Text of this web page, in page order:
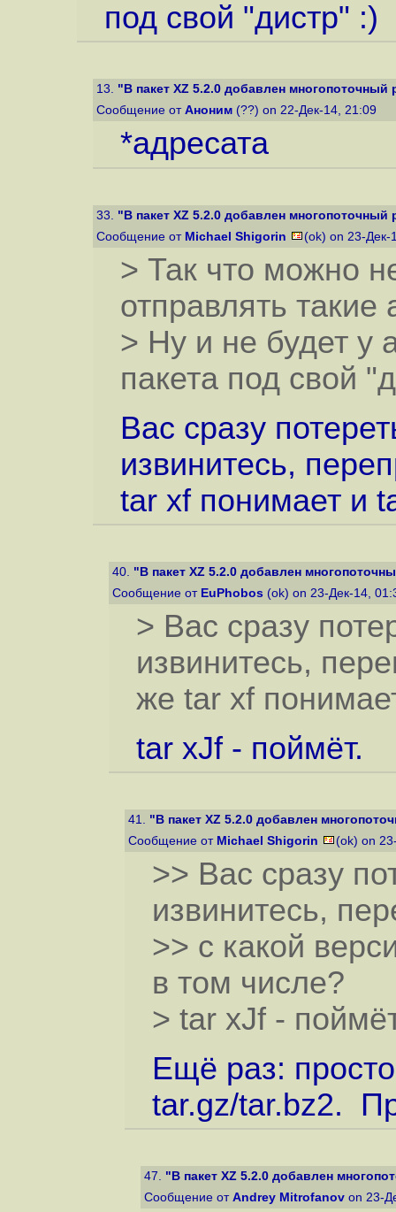
под свой "дистр" :)
13. "В пакет XZ 5.2.0 добавлен
Сообщение от Аноним (??) on 22-Дек-14, 21:09
*адресата
33. "В пакет XZ 5.2.0 добавлен
Сообщение от Michael Shigorin (ok) on 23-
> Так что можно
отправлять такие
> Ну и не будет у
пакета под свой
Вас сразу
извинитесь,
tar xf понимает и
40. "В пакет XZ 5.2.0 добавлен
Сообщение от EuPhobos (ok) on 23-Дек-14,
> Вас сразу
извинитесь,
же tar xf
tar xJf - поймёт.
41. "В пакет XZ 5.2.0 добавлен
Сообщение от Michael Shigorin (ok) on
>> Вас сразу
извинитесь,
>> с какой
в том числе?
> tar xJf -
Ещё раз:
tar.gz/tar.bz2.
47. "В пакет XZ 5.2.0 добавлен
Сообщение от Andrey Mitrofanov on 23-